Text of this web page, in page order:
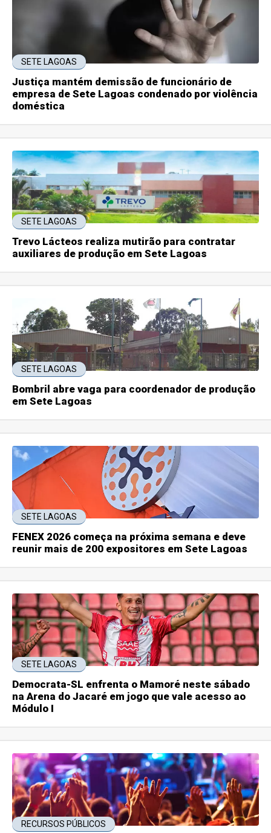
SETE LAGOAS
Justiça mantém demissão de funcionário de
empresa de Sete Lagoas condenado por violência
doméstica
SETE LAGOAS
Trevo Lácteos realiza mutirão para contratar
auxiliares de produção em Sete Lagoas
SETE LAGOAS
Bombril abre vaga para coordenador de produção
em Sete Lagoas
SETE LAGOAS
FENEX 2026 começa na próxima semana e deve
reunir mais de 200 expositores em Sete Lagoas
SETE LAGOAS
Democrata-SL enfrenta o Mamoré neste sábado
na Arena do Jacaré em jogo que vale acesso ao
Módulo I
RECURSOS PÚBLICOS